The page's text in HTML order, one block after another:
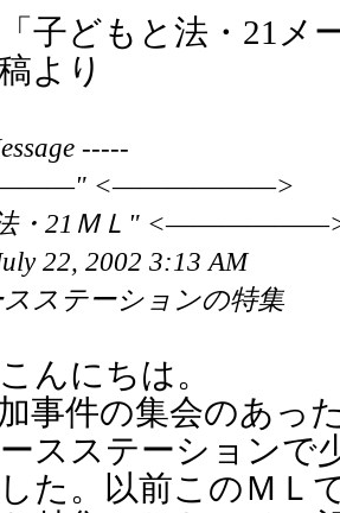
子どもと法・21メ
より
-----
<――――――>
法・21ＭＬ"
22, 2002 3:13 AM
スステーションの特集
んにちは。
事件の集会のあっ
スステーションで
た。以前このＭＬ